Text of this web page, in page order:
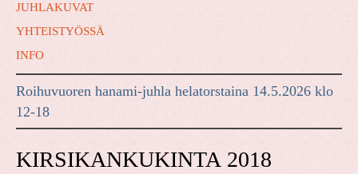
JUHLAKUVAT
YHTEISTYÖSSÄ
INFO
Roihuvuoren hanami-juhla helatorstaina 14.5.2026 klo
12-18
KIRSIKANKUKINTA 2018